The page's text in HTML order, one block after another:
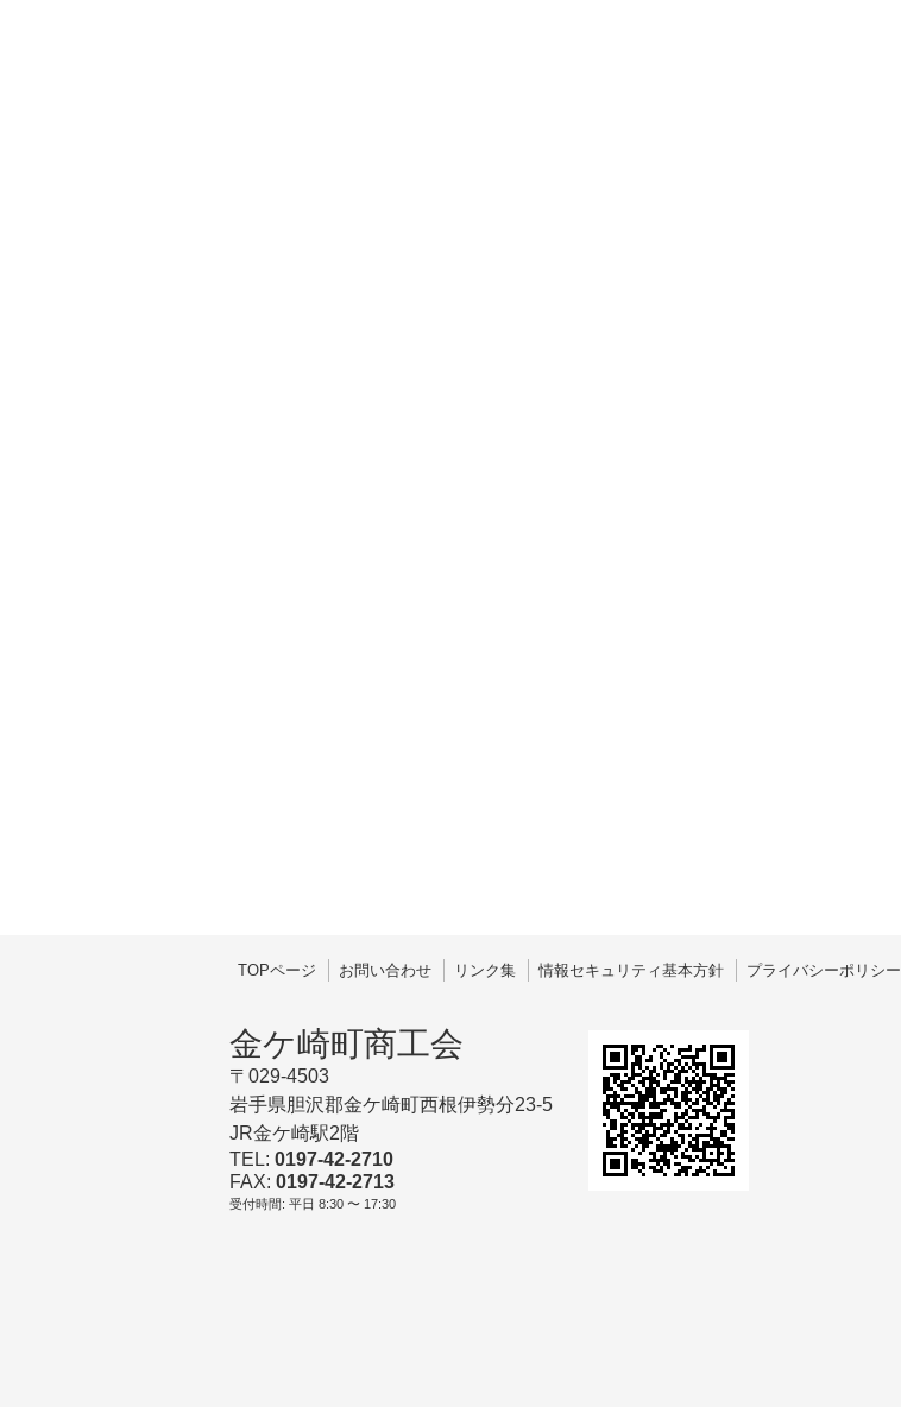
TOPページ お問い合わせ リンク集 情報セキュリティ基本方針 プライバシーポリシー
金ケ崎町商工会
〒029-4503
岩手県胆沢郡金ケ崎町西根伊勢分23-5
JR金ケ崎駅2階
TEL: 0197-42-2710
FAX: 0197-42-2713
受付時間: 平日 8:30 〜 17:30